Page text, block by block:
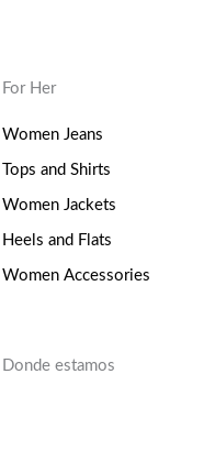
For Her
Women Jeans
Tops and Shirts
Women Jackets
Heels and Flats
Women Accessories
Donde estamos